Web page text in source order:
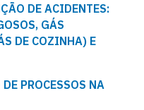
DE ACIDENTES:
GÁS
DE COZINHA) E
PROCESSOS NA